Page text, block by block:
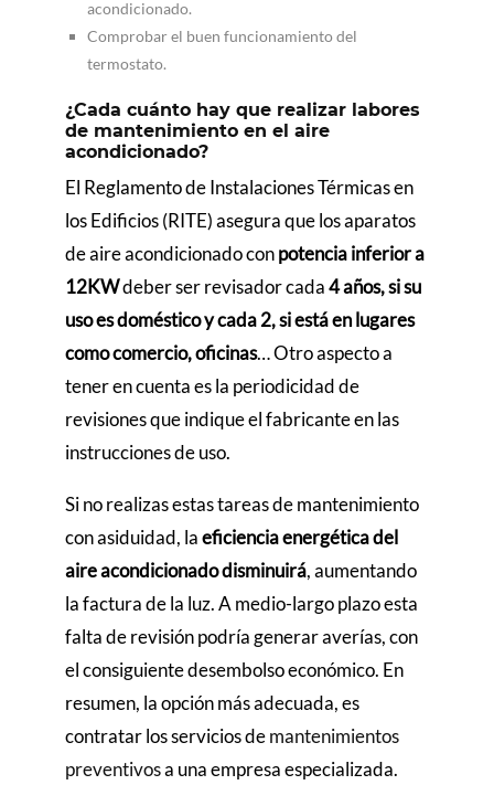
acondicionado.
Comprobar el buen funcionamiento del
termostato.
¿Cada cuánto hay que realizar labores
de mantenimiento en el aire
acondicionado?
El Reglamento de Instalaciones Térmicas en
los Edificios (RITE) asegura que los aparatos
de aire acondicionado conpotencia inferior a
12KWdeber ser revisador cada4 años, si su
uso es doméstico y cada 2, si está en lugares
como comercio, oficinas… Otro aspecto a
tener en cuenta es la periodicidad de
revisiones que indique el fabricante en las
instrucciones de uso.
Si no realizas estas tareas de mantenimiento
con asiduidad, laeficiencia energética del
aire acondicionado disminuirá, aumentando
la factura de la luz. A medio-largo plazo esta
falta de revisión podría generar averías, con
el consiguiente desembolso económico. En
resumen, la opción más adecuada, es
contratar los servicios demantenimientos
preventivosa una empresa especializada.